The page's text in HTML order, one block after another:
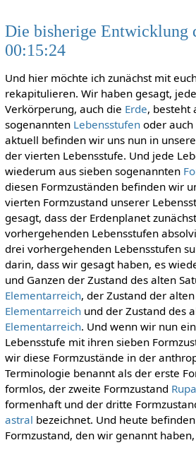
Die bisherige Entwicklung
00:15:24
Und hier möchte ich zunächst mit
rekapitulieren. Wir haben gesagt,
Verkörperung, auch die Erde, besteht
sogenannten Lebensstufenoder auch
aktuell befinden wir uns nun in
der vierten Lebensstufe. Und jede
wiederum aus sieben sogenannten
diesen Formzuständen befinden wir
vierten Formzustand unserer
gesagt, dass der Erdenplanet
vorhergehenden Lebensstufen
drei vorhergehenden Lebensstufen
darin, dass wir gesagt haben, es
und Ganzen der Zustand des alten
Elementarreich, der Zustand der
Elementarreichund der Zustand des
Elementarreich. Und wenn wir nun
Lebensstufe mit ihren sieben
wir diese Formzustände in der
Terminologie benannt als der erste
formlos, der zweite Formzustand Rupa
formenhaft und der dritte
astral bezeichnet. Und heute
Formzustand, den wir genannt haben,